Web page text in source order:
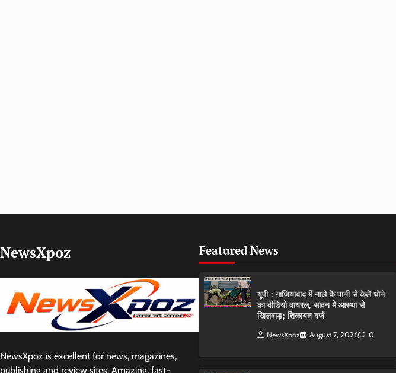
NewsXpoz
NewsXpoz is excellent for news, magazines,
publishing and review sites. Amazing, fast-
Featured News
यूपी : गाजियाबाद में नाले के पानी से केले धोने
का वीडियो वायरल, सावन में आस्था से
खिलवाड़; शिकायत दर्ज
NewsXpoz August 7, 2026 0